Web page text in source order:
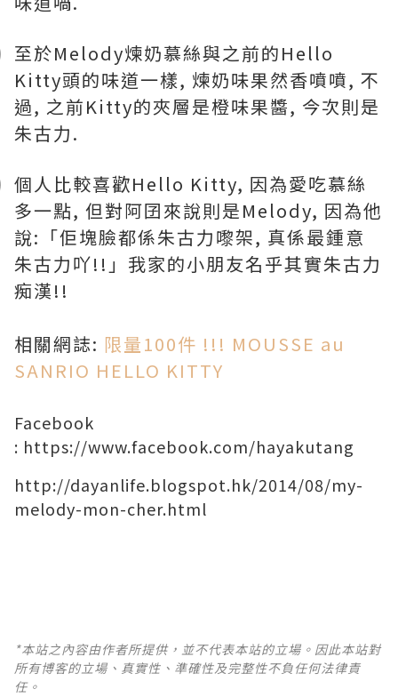
至於Melody煉奶慕絲與之前的Hello
Kitty頭的味道一樣, 煉奶味果然香噴噴, 不
過, 之前Kitty的夾層是橙味果醬, 今次則是
朱古力.
個人比較喜歡Hello Kitty, 因為愛吃慕絲
多一點, 但對阿囝來說則是Melody, 因為他
說:「佢塊臉都係朱古力嚟架, 真係最鍾意
朱古力吖!!」我家的小朋友名乎其實朱古力
痴漢!!
相關網誌: 限量100件 !!! MOUSSE au
SANRIO HELLO KITTY
Facebook
: https://www.facebook.com/hayakutang
http://dayanlife.blogspot.hk/2014/08/my-
melody-mon-cher.html
*本站之內容由作者所提供，並不代表本站的立場。因此本站對
所有博客的立場、真實性、準確性及完整性不負任何法律責
任。